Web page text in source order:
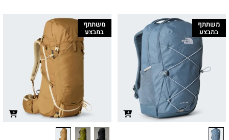
משתתף
במבצע
משתתף
במבצע